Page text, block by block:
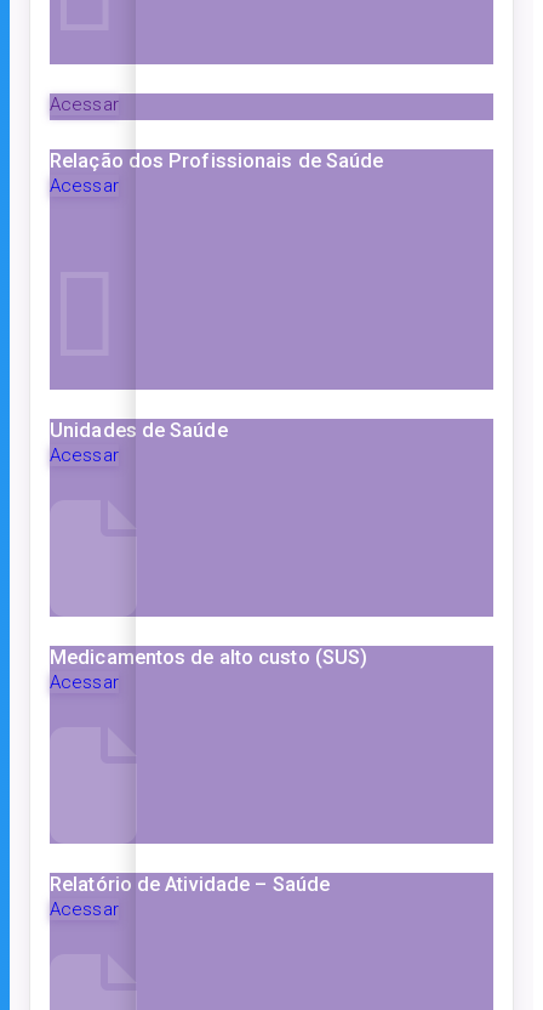
Acessar
Relação dos Profissionais de Saúde
Acessar
Unidades de Saúde
Acessar
Medicamentos de alto custo (SUS)
Acessar
Relatório de Atividade – Saúde
Acessar